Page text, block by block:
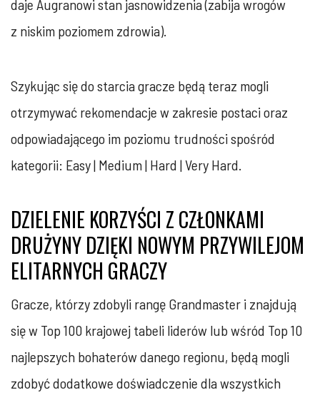
daje Augranowi stan jasnowidzenia (zabija wrogów
z niskim poziomem zdrowia).
Szykując się do starcia gracze będą teraz mogli
otrzymywać rekomendacje w zakresie postaci oraz
odpowiadającego im poziomu trudności spośród
kategorii: Easy | Medium | Hard | Very Hard.
DZIELENIE KORZYŚCI Z CZŁONKAMI
DRUŻYNY DZIĘKI NOWYM PRZYWILEJOM
ELITARNYCH GRACZY
Gracze, którzy zdobyli rangę Grandmaster i znajdują
się w Top 100 krajowej tabeli liderów lub wśród Top 10
najlepszych bohaterów danego regionu, będą mogli
zdobyć dodatkowe doświadczenie dla wszystkich